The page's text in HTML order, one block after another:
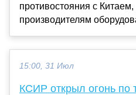
противостояния с
производителям
15:00, 31 Июл
КСИР открыл огонь по